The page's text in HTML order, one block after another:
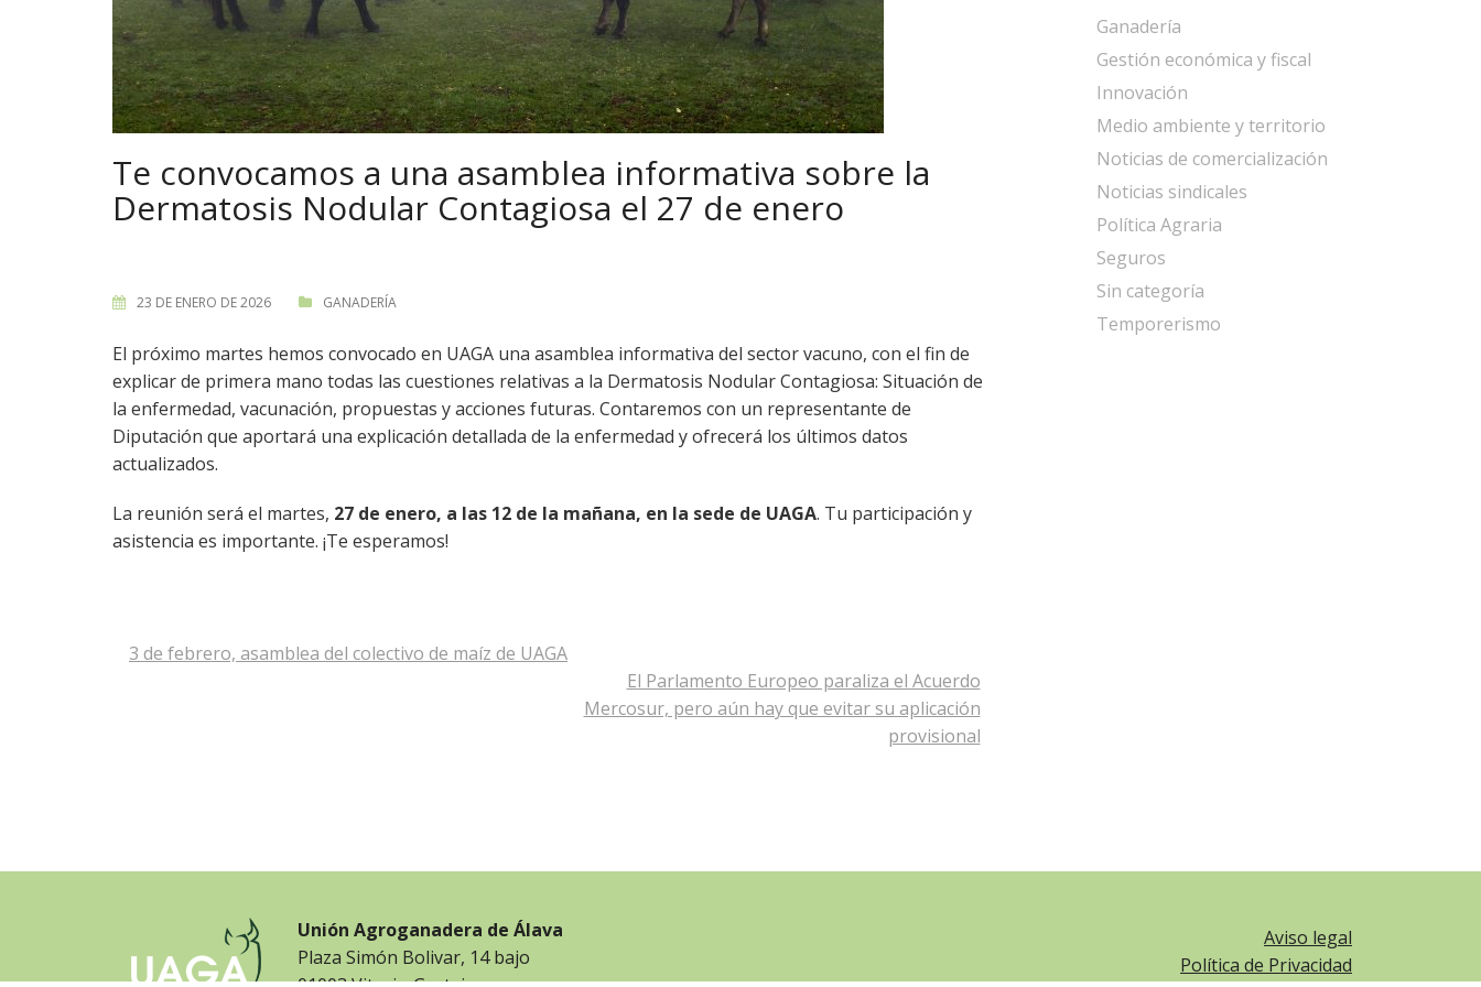
Te convocamos a una asamblea informativa sobre la
Dermatosis Nodular Contagiosa el 27 de enero
23 DE ENERO DE 2026 GANADERÍA
El próximo martes hemos convocado en UAGA una asamblea informativa del sector vacuno, con el fin de
explicar de primera mano todas las cuestiones relativas a la Dermatosis Nodular Contagiosa: Situación de
la enfermedad, vacunación, propuestas y acciones futuras. Contaremos con un representante de
Diputación que aportará una explicación detallada de la enfermedad y ofrecerá los últimos datos
actualizados.
La reunión será el martes, 27 de enero, a las 12 de la mañana, en la sede de UAGA. Tu participación y
asistencia es importante. ¡Te esperamos!
Navegación
3 de febrero, asamblea del colectivo de maíz de UAGA
El Parlamento Europeo paraliza el Acuerdo
Mercosur, pero aún hay que evitar su aplicación
provisional
Ganadería
Gestión económica y fiscal
Innovación
Medio ambiente y territorio
Noticias de comercialización
Noticias sindicales
Política Agraria
Seguros
Sin categoría
Temporerismo
Unión Agroganadera de Álava
Plaza Simón Bolivar, 14 bajo
Aviso legal
Política de Privacidad